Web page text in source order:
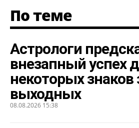
По теме
Астрологи
внезапный успех
некоторых знаков
выходных
08.08.2026 15:38